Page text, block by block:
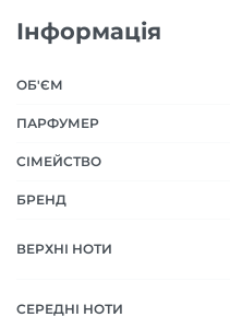
Інформація
ОБ'ЄМ
ПАРФУМЕР
СІМЕЙСТВО
БРЕНД
ВЕРХНІ НОТИ
СЕРЕДНІ НОТИ